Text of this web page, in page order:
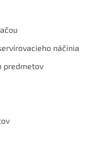
náčinia
predmetov